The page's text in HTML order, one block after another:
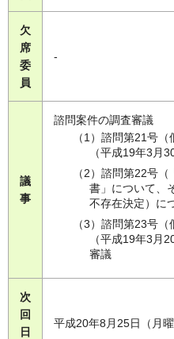
欠
席
委
員
-
議
事
諮問案件の調査審議
（1）諮問第21号
（平成19年3月
（2）諮問第22号
書」について、
不存在決定）に
（3）諮問第23号
（平成19年3月
審議
次
回
日
平成20年8月25日（月